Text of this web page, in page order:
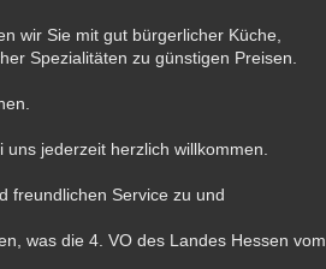
wir Sie mit gut bürgerlicher Küche,
Spezialitäten zu günstigen Preisen.
jederzeit herzlich willkommen.
freundlichen Service zu und
was die 4. VO des Landes Hessen vom